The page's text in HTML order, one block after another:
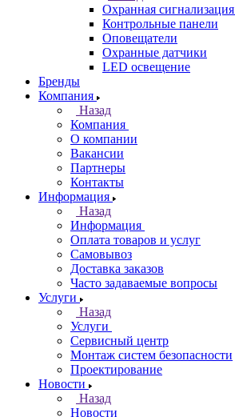
Охранная сигнализация
Контрольные панели
Оповещатели
Охранные датчики
LED освещение
Бренды
Компания
Назад
Компания
О компании
Вакансии
Партнеры
Контакты
Информация
Назад
Информация
Оплата товаров и услуг
Самовывоз
Доставка заказов
Часто задаваемые вопросы
Услуги
Назад
Услуги
Сервисный центр
Монтаж систем безопасности
Проектирование
Новости
Назад
Новости